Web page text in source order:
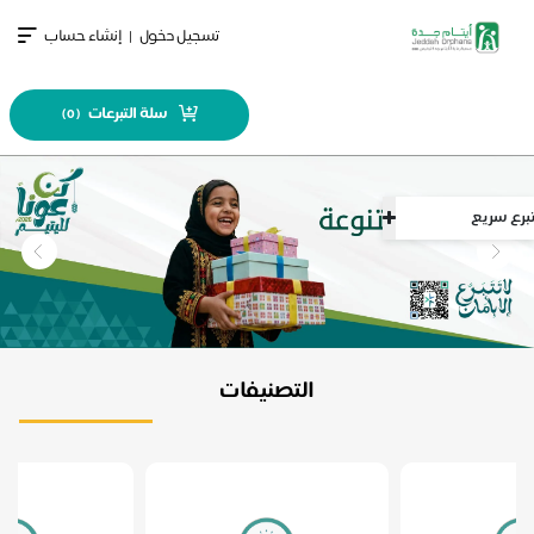
تسجيل دخول | إنشاء حساب
سلة التبرعات (
0
)
التصنيفات